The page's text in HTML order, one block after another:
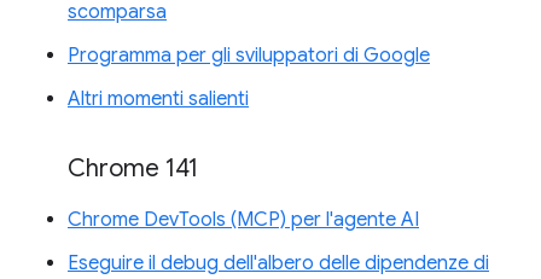
scomparsa
Programma per gli sviluppatori di Google
Altri momenti salienti
Chrome 141
Chrome DevTools (MCP) per l'agente AI
Eseguire il debug dell'albero delle dipendenze di